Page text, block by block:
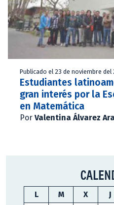
Publicado el 23 de noviembre del
Estudiantes
gran interés por la
en Matemática
Por Valentina Álvarez
L M X J